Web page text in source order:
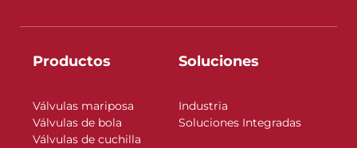
Productos
Válvulas mariposa
Válvulas de bola
Válvulas de cuchilla
Soluciones
Industria
Soluciones Integradas